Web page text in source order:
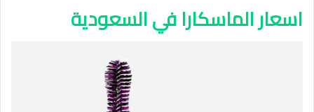
اسعار الماسكارا في السعودية